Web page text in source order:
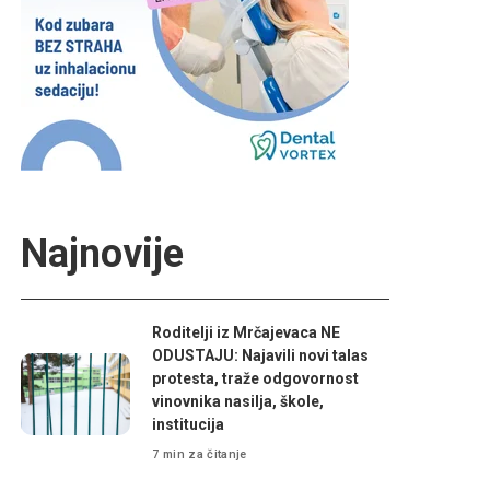
Najnovije
Roditelji iz Mrčajevaca NE
ODUSTAJU: Najavili novi talas
protesta, traže odgovornost
vinovnika nasilja, škole,
institucija
7 min za čitanje